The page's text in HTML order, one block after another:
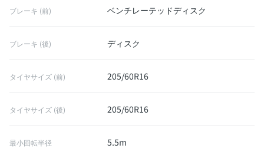
ブレーキ (前) ベンチレーテッドディスク
ブレーキ (後) ディスク
タイヤサイズ (前) 205/60R16
タイヤサイズ (後) 205/60R16
最小回転半径 5.5m